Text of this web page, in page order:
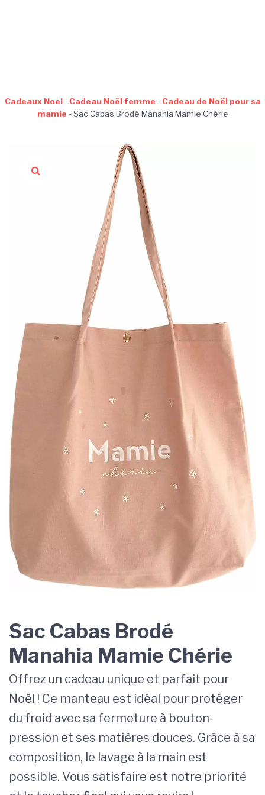
Cadeaux Noel - Cadeau Noël femme - Cadeau de Noël pour sa
mamie -Sac Cabas Brodé Manahia Mamie Chérie
Sac Cabas Brodé
Manahia Mamie Chérie
Offrez un cadeau unique et parfait pour
Noël ! Ce manteau est idéal pour protéger
du froid avec sa fermeture à bouton-
pression et ses matières douces. Grâce à sa
composition, le lavage à la main est
possible. Vous satisfaire est notre priorité